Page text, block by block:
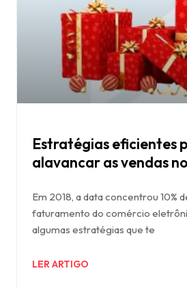
Estratégias eficientes
alavancar as vendas
Em 2018, a data concentrou 10%
faturamento do comércio
algumas estratégias que te
LER ARTIGO